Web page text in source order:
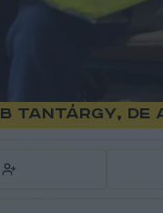
tantárgy,